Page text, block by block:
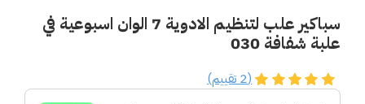
سباكير علب لتنظيم الادوية 7 الوان اسبوعية في
علبة شفافة 030
(2 تقييم)